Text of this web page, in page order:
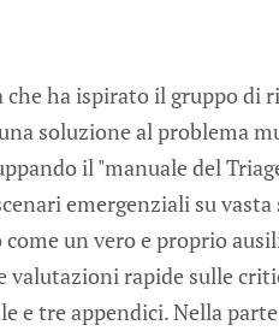
che ha ispirato il gruppo
soluzione al problema
il "manuale del
emergenziali su vasta
un vero e proprio
valutazioni rapide sulle
e tre appendici. Nella